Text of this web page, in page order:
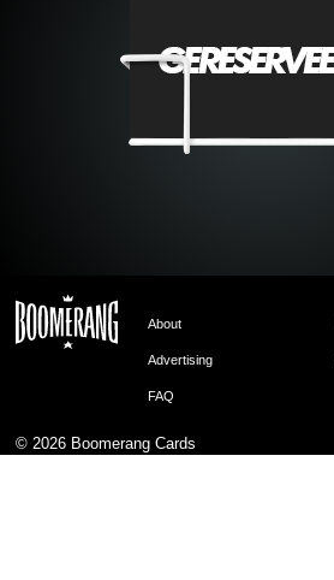
About
Advertising
FAQ
© 2026 Boomerang Cards